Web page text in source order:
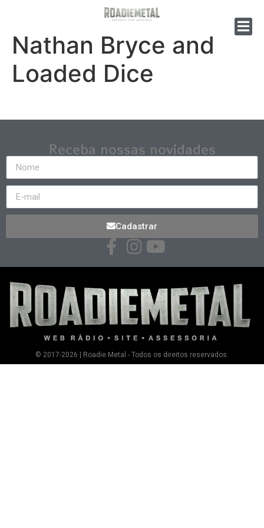
Nathan Bryce and
Loaded Dice
Receba nossas novidades
Cadastrar
© 2017-2026 | Roadie Metal - Todos os direitos reservados.